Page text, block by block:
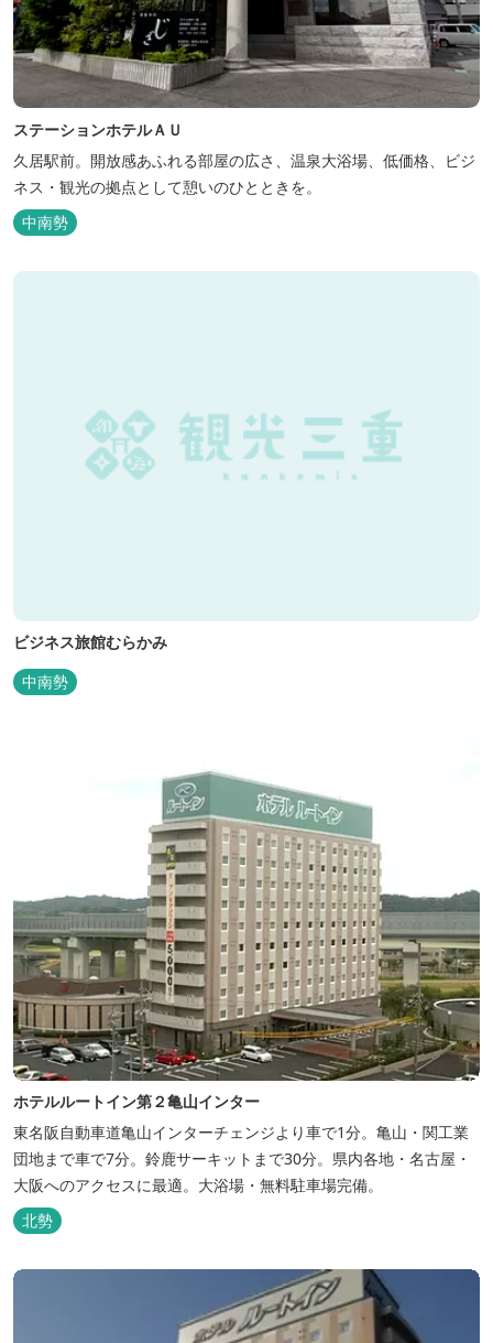
ステーションホテルＡＵ
久居駅前。開放感あふれる部屋の広さ、温泉大浴場、低価格、ビジ
ネス・観光の拠点として憩いのひとときを。
中南勢
ビジネス旅館むらかみ
中南勢
ホテルルートイン第２亀山インター
東名阪自動車道亀山インターチェンジより車で1分。亀山・関工業
団地まで車で7分。鈴鹿サーキットまで30分。県内各地・名古屋・
大阪へのアクセスに最適。大浴場・無料駐車場完備。
北勢